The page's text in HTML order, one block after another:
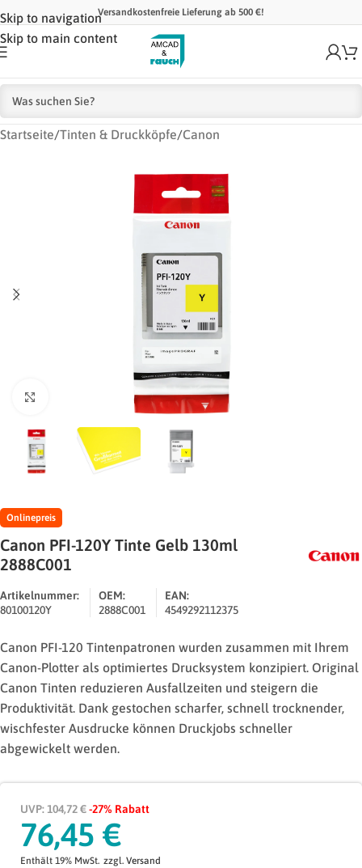
Skip to navigation
Skip to main content
Versandkostenfreie Lieferung ab 500 €!
Startseite/Tinten & Druckköpfe/Canon
Zum Vergrößern klicken
Onlinepreis
Canon PFI-120Y Tinte Gelb 130ml
2888C001
Artikelnummer:
80100120Y
OEM:
2888C001
EAN:
4549292112375
Canon PFI-120 Tintenpatronen wurden zusammen mit Ihrem
Canon-Plotter als optimiertes Drucksystem konzipiert. Original
Canon Tinten reduzieren Ausfallzeiten und steigern die
Produktivität. Dank gestochen scharfer, schnell trocknender,
wischfester Ausdrucke können Druckjobs schneller
abgewickelt werden.
UVP: 104,72 €-27% Rabatt
76,45 €
Enthält 19% MwSt. zzgl. Versand